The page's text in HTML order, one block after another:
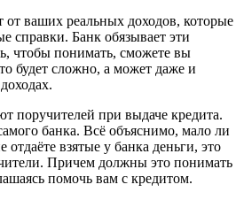
от ваших реальных доходов, которые
справки. Банк обязывает эти
чтобы понимать, сможете вы
будет сложно, а может даже и
поручителей при выдаче кредита.
банка. Всё объяснимо, мало ли
отдаёте взятые у банка деньги, это
Причем должны это понимать
помочь вам с кредитом.